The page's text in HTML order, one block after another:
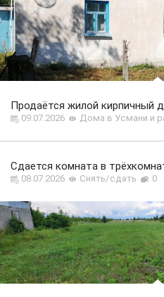
Продаётся жилой кирпичный
09.07.2026 Дома в Усмани и
Сдается комната в
08.07.2026 Снять/сдать 0